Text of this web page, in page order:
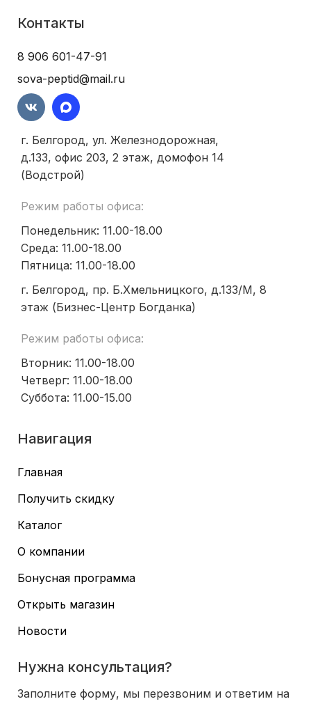
Контакты
8 906 601-47-91
sova-peptid@mail.ru
г. Белгород, ул. Железнодорожная,
д.133, офис 203, 2 этаж, домофон 14
(Водстрой)
Режим работы офиса:
Понедельник: 11.00-18.00
Среда: 11.00-18.00
Пятница: 11.00-18.00
г. Белгород, пр. Б.Хмельницкого, д.133/М, 8
этаж (Бизнес-Центр Богданка)
Режим работы офиса:
Вторник: 11.00-18.00
Четверг: 11.00-18.00
Суббота: 11.00-15.00
Навигация
Главная
Получить скидку
Каталог
О компании
Бонусная программа
Открыть магазин
Новости
Нужна консультация?
Заполните форму, мы перезвоним и ответим на